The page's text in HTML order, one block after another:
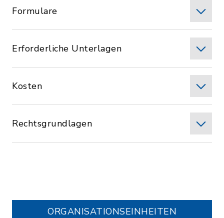
Formulare
Erforderliche Unterlagen
Kosten
Rechtsgrundlagen
ORGANISATIONS­EINHEITEN